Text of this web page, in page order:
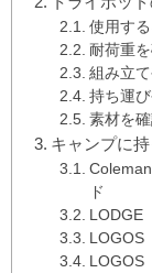
使用す
耐荷重
組み立
持ち運
素材を
キャンプに
ド
LODGE
LOGOS
LOGOS